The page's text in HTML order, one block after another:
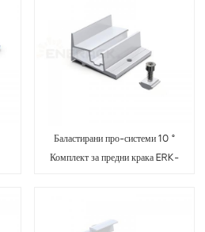
Баластирани про-системи 10 °
Комплект за предни крака ERK-